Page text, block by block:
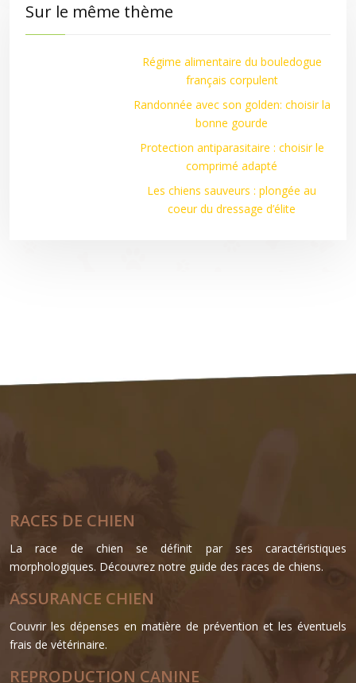
Sur le même thème
Régime alimentaire du bouledogue
français corpulent
Randonnée avec son golden: choisir la
bonne gourde
Protection antiparasitaire : choisir le
comprimé adapté
Les chiens sauveurs : plongée au
coeur du dressage d’élite
RACES DE CHIEN
La race de chien se définit par ses caractéristiques
morphologiques. Découvrez notre guide des races de chiens.
ASSURANCE CHIEN
Couvrir les dépenses en matière de prévention et les éventuels
frais de vétérinaire.
REPRODUCTION CANINE